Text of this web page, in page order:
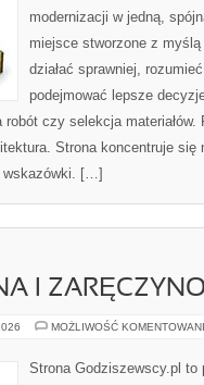
modernizacji w jedną,
miejsce stworzone z
działać sprawniej,
podejmować lepsze
czy selekcja
Strona koncentruje
wskazówki. […]
I
MOŻLIWOŚĆ
Strona Godziszewscy.pl to